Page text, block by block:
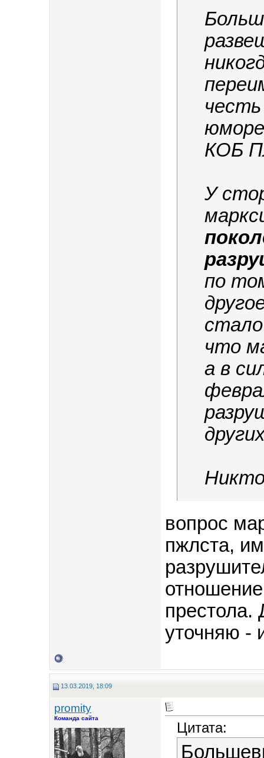
КОБ
У
по
что
а в
вопрос
пжлста,
уточняю
13.03.2019, 18:09
promity
Команда сайта
Цитата: